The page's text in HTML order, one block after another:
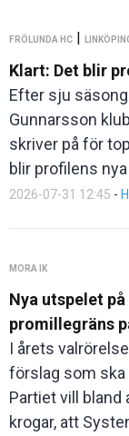
FRÖLUNDA HC |
Klart: Det blir
Efter sju
Gunnarsson
skriver på för
blir profilens
2026-07-31 12:45 -
MORA IK
Nya utspelet
promillegräns
I årets
förslag som ska
Partiet vill bland
krogar, att